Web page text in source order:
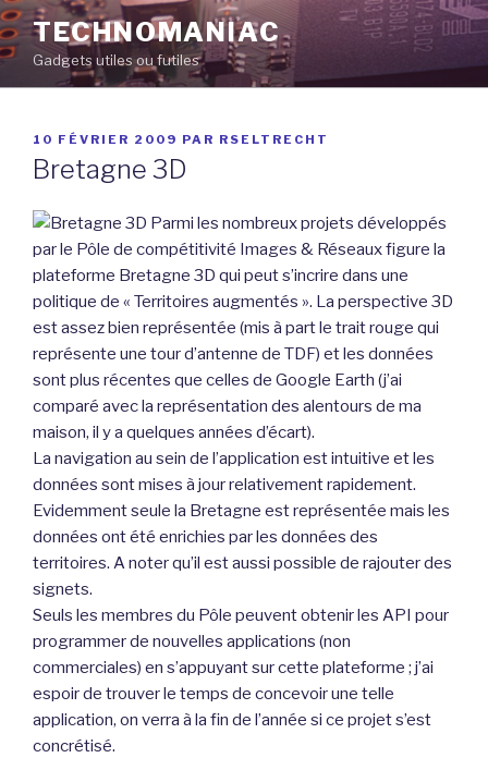
Aller
au
contenu
principal
TECHNOMANIAC
Gadgets utiles ou futiles
PUBLIÉ
LE
10 FÉVRIER 2009 PAR RSELTRECHT
Bretagne 3D
Parmi les nombreux projets développés
par le Pôle de compétitivité Images & Réseaux figure la
plateforme Bretagne 3D qui peut s’incrire dans une
politique de « Territoires augmentés ». La perspective 3D
est assez bien représentée (mis à part le trait rouge qui
représente une tour d’antenne de TDF) et les données
sont plus récentes que celles de Google Earth (j’ai
comparé avec la représentation des alentours de ma
maison, il y a quelques années d’écart).
La navigation au sein de l’application est intuitive et les
données sont mises à jour relativement rapidement.
Evidemment seule la Bretagne est représentée mais les
données ont été enrichies par les données des
territoires. A noter qu’il est aussi possible de rajouter des
signets.
Seuls les membres du Pôle peuvent obtenir les API pour
programmer de nouvelles applications (non
commerciales) en s’appuyant sur cette plateforme ; j’ai
espoir de trouver le temps de concevoir une telle
application, on verra à la fin de l’année si ce projet s’est
concrétisé.